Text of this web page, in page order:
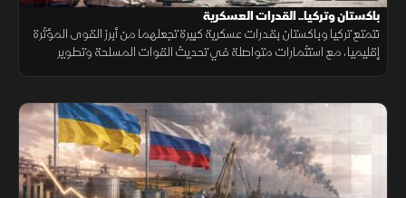
باكستان وتركيا.. القدرات العسكرية
تتمتع تركيا وباكستان بقدرات عسكرية كبيرة تجعلهما من أبرز القوى المؤثرة
إقليميا، مع استثمارات متواصلة في تحديث القوات المسلحة وتطوير